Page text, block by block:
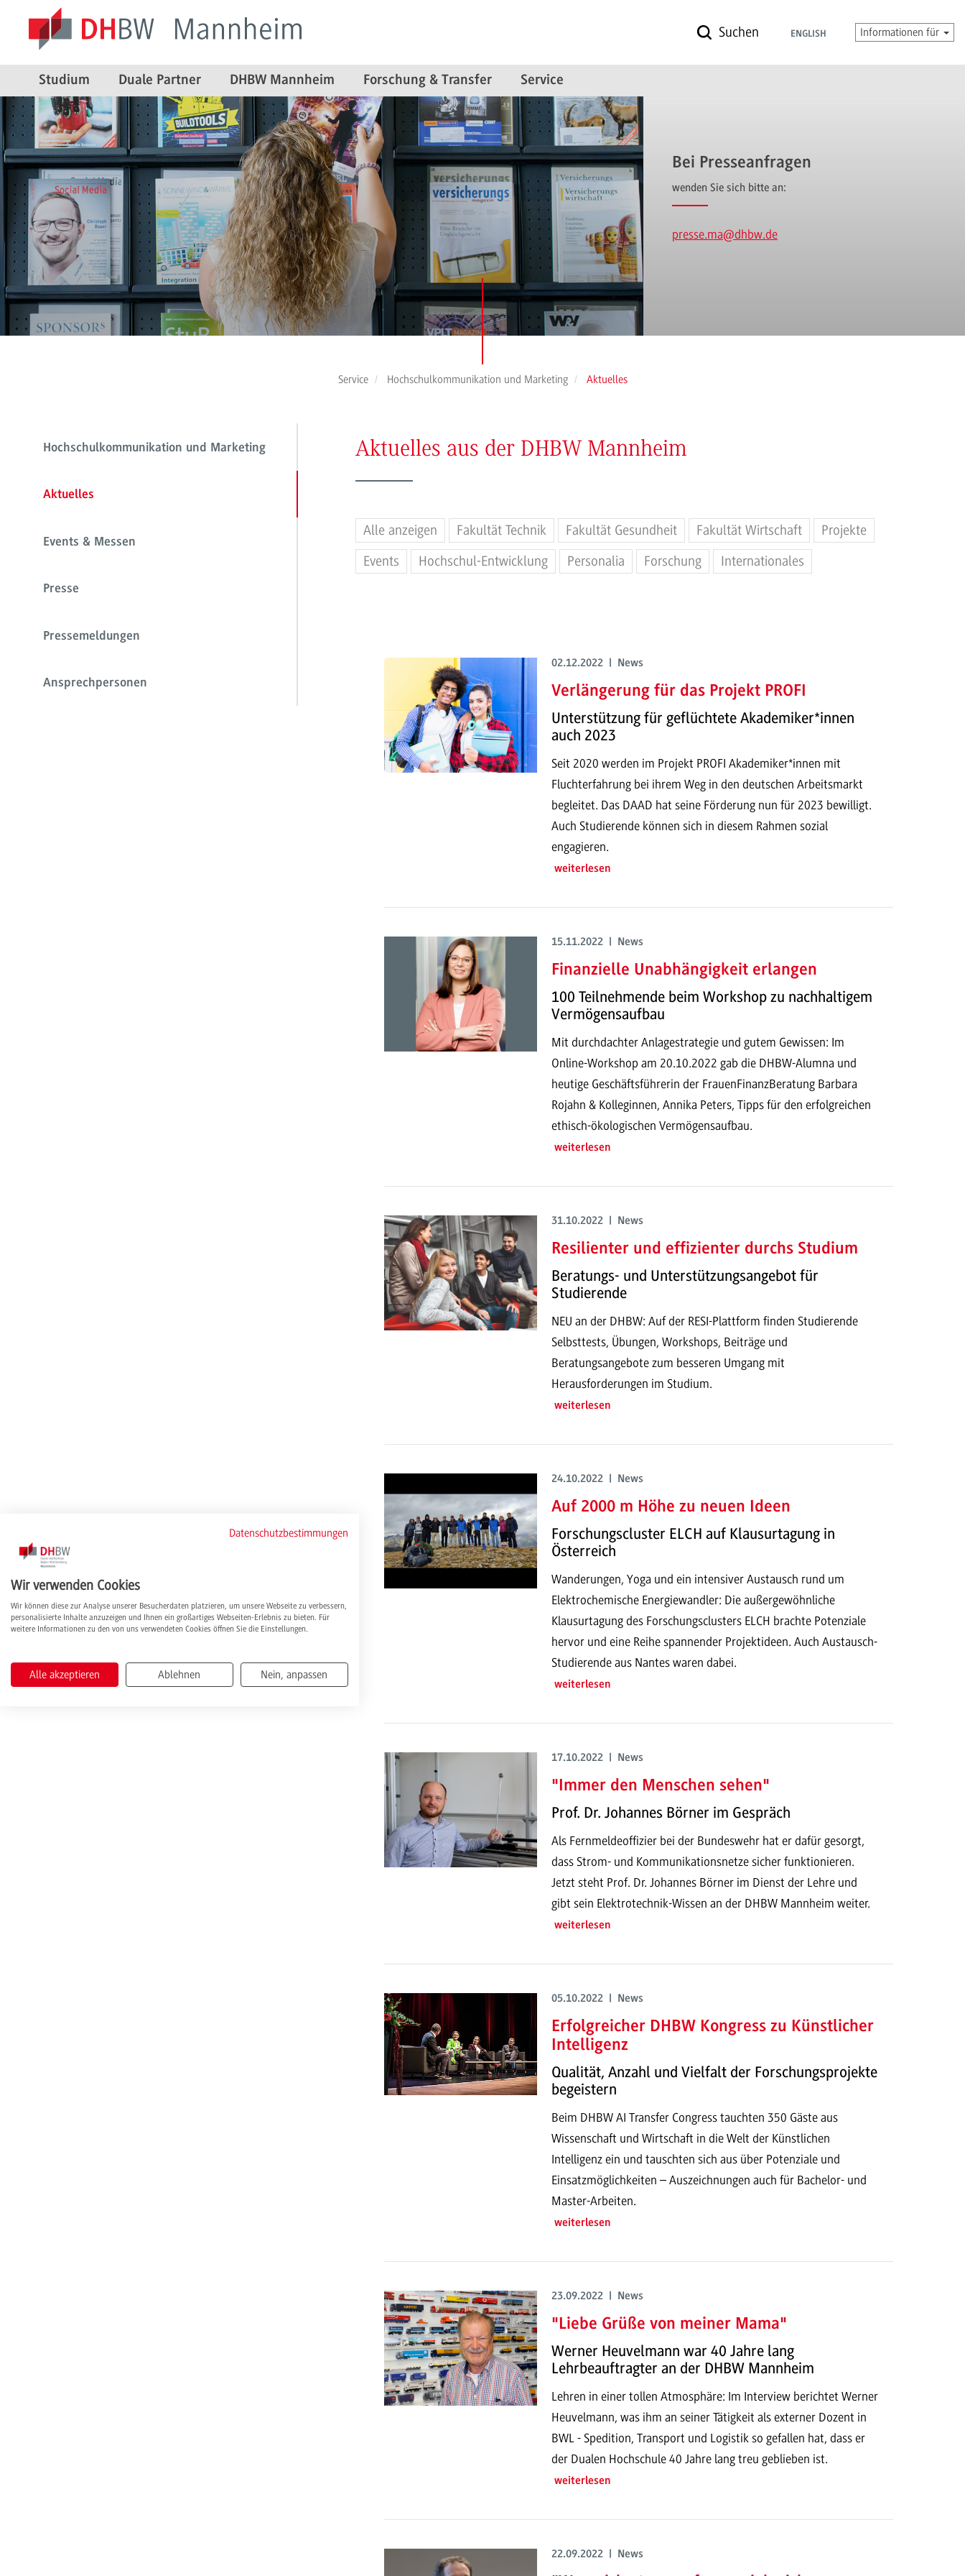
Suchen ENGLISH Informationen für
Studium Duale Partner DHBW Mannheim Forschung & Transfer Service
Bei Presseanfragen
wenden Sie sich bitte an:
presse.ma@dhbw.de
Service Hochschulkommunikation und Marketing Aktuelles
Hochschulkommunikation und Marketing
Aktuelles
Events & Messen
Presse
Pressemeldungen
Ansprechpersonen
Aktuelles aus der DHBW Mannheim
Alle anzeigen Fakultät Technik Fakultät Gesundheit Fakultät Wirtschaft
Projekte
Events
Hochschul-Entwicklung Personalia Forschung Internationales
02.12.2022 | News
Verlängerung für das Projekt PROFI
Unterstützung für geflüchtete Akademiker*innen
auch 2023
Seit 2020 werden im Projekt PROFI Akademiker*innen mit
Fluchterfahrung bei ihrem Weg in den deutschen Arbeitsmarkt
begleitet. Das DAAD hat seine Förderung nun für 2023 bewilligt.
Auch Studierende können sich in diesem Rahmen sozial
engagieren.
weiterlesen
15.11.2022 | News
Finanzielle Unabhängigkeit erlangen
100 Teilnehmende beim Workshop zu nachhaltigem
Vermögensaufbau
Mit durchdachter Anlagestrategie und gutem Gewissen: Im
Online-Workshop am 20.10.2022 gab die DHBW-Alumna und
heutige Geschäftsführerin der FrauenFinanzBeratung Barbara
Rojahn & Kolleginnen, Annika Peters, Tipps für den erfolgreichen
ethisch-ökologischen Vermögensaufbau.
weiterlesen
31.10.2022 | News
Resilienter und effizienter durchs Studium
Beratungs- und Unterstützungsangebot für
Studierende
NEU an der DHBW: Auf der RESI-Plattform finden Studierende
Selbsttests, Übungen, Workshops, Beiträge und
Beratungsangebote zum besseren Umgang mit
Herausforderungen im Studium.
weiterlesen
24.10.2022 | News
Auf 2000 m Höhe zu neuen Ideen
Forschungscluster ELCH auf Klausurtagung in
Österreich
Wanderungen, Yoga und ein intensiver Austausch rund um
Elektrochemische Energiewandler: Die außergewöhnliche
Klausurtagung des Forschungsclusters ELCH brachte Potenziale
hervor und eine Reihe spannender Projektideen. Auch Austausch-
Studierende aus Nantes waren dabei.
weiterlesen
17.10.2022 | News
"Immer den Menschen sehen"
Prof. Dr. Johannes Börner im Gespräch
Als Fernmeldeoffizier bei der Bundeswehr hat er dafür gesorgt,
dass Strom- und Kommunikationsnetze sicher funktionieren.
Jetzt steht Prof. Dr. Johannes Börner im Dienst der Lehre und
gibt sein Elektrotechnik-Wissen an der DHBW Mannheim weiter.
weiterlesen
05.10.2022 | News
Erfolgreicher DHBW Kongress zu Künstlicher
Intelligenz
Qualität, Anzahl und Vielfalt der Forschungsprojekte
begeistern
Beim DHBW AI Transfer Congress tauchten 350 Gäste aus
Wissenschaft und Wirtschaft in die Welt der Künstlichen
Intelligenz ein und tauschten sich aus über Potenziale und
Einsatzmöglichkeiten – Auszeichnungen auch für Bachelor- und
Master-Arbeiten.
weiterlesen
23.09.2022 | News
"Liebe Grüße von meiner Mama"
Werner Heuvelmann war 40 Jahre lang
Lehrbeauftragter an der DHBW Mannheim
Lehren in einer tollen Atmosphäre: Im Interview berichtet Werner
Heuvelmann, was ihm an seiner Tätigkeit als externer Dozent in
BWL - Spedition, Transport und Logistik so gefallen hat, dass er
der Dualen Hochschule 40 Jahre lang treu geblieben ist.
weiterlesen
22.09.2022 | News
Datenschutzbestimmungen
Wir verwenden Cookies
Wir können diese zur Analyse unserer Besucherdaten platzieren, um unsere Webseite zu verbessern,
personalisierte Inhalte anzuzeigen und Ihnen ein großartiges Webseiten-Erlebnis zu bieten. Für
weitere Informationen zu den von uns verwendeten Cookies öffnen Sie die Einstellungen.
Alle akzeptieren Ablehnen Nein, anpassen